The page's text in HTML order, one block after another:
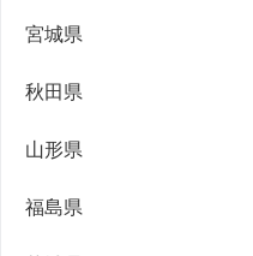
宮城県
秋田県
山形県
福島県